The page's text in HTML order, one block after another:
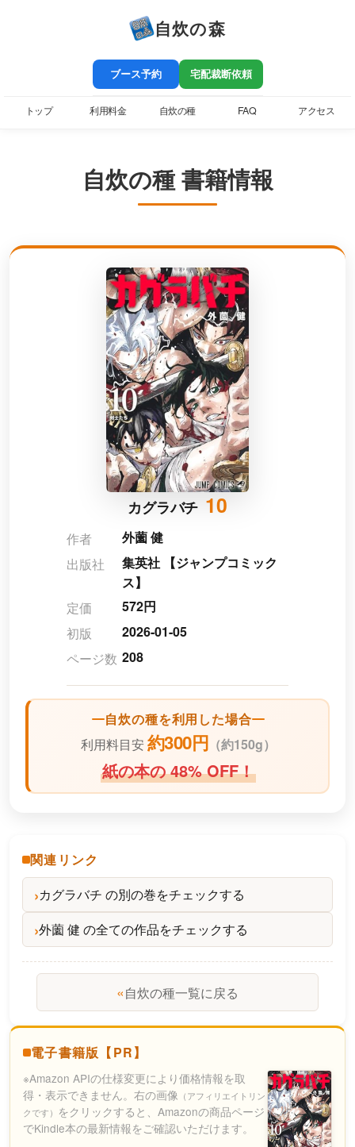
自炊の森
ブース予約 宅配裁断依頼
トップ 利用料金 自炊の種 FAQ アクセス
自炊の種 書籍情報
カグラバチ 10
作者
外薗 健
出版社
集英社 【ジャンプコミック
ス】
定価
572円
初版
2026-01-05
ページ数 208
自炊の種を利用した場合
利用料目安 約300円 （約150g）
紙の本の 48% OFF！
関連リンク
カグラバチ の別の巻をチェックする
外薗 健 の全ての作品をチェックする
«自炊の種一覧に戻る
電子書籍版【PR】
※Amazon APIの仕様変更により価格情報を取
得・表示できません。右の画像 （アフィリエイトリン
クです） をクリックすると、Amazonの商品ページ
でKindle本の最新情報をご確認いただけます。